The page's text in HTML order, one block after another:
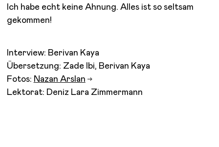
Ich habe echt keine Ahnung. Alles ist so seltsam
gekommen!
Interview: Berivan Kaya
Übersetzung: Zade Ibi, Berivan Kaya
Fotos: Nazan Arslan
Lektorat: Deniz Lara Zimmermann